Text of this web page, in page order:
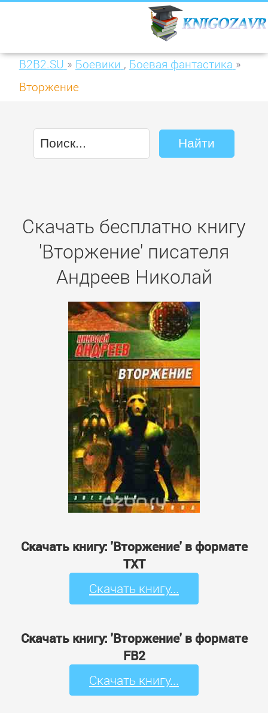
B2B2.SU » Боевики , Боевая фантастика »
Вторжение
Скачать бесплатно книгу
'Вторжение' писателя
Андреев Николай
Скачать книгу: 'Вторжение' в формате
TXT
Скачать книгу...
Скачать книгу: 'Вторжение' в формате
FB2
Скачать книгу...